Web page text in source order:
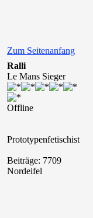
Zum Seitenanfang
Ralli
Le Mans Sieger
Offline
Prototypenfetischist
Beiträge: 7709
Nordeifel